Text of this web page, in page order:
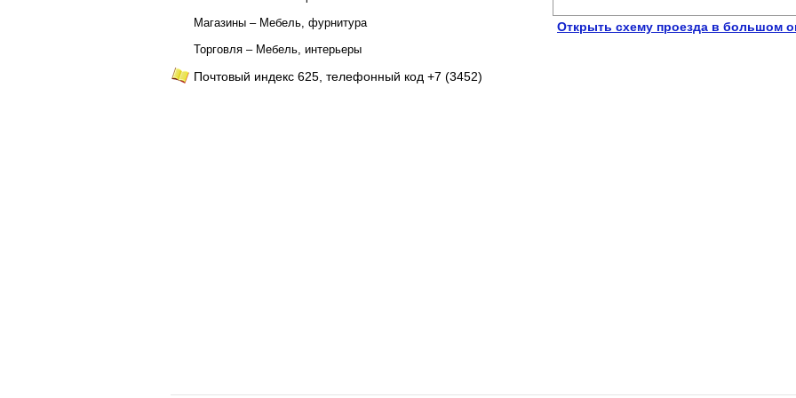
Магазины – Мебель, фурнитура
Торговля – Мебель, интерьеры
Почтовый индекс 625, телефонный код +7 (3452)
Открыть схему проезда в большом